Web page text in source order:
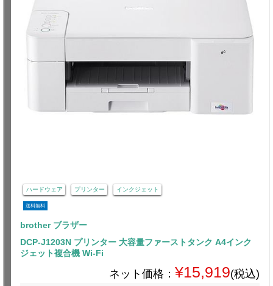
ハードウェア プリンター インクジェット
送料無料
brother ブラザー
DCP-J1203N プリンター 大容量ファーストタンク A4インク
ジェット複合機 Wi-Fi
ネット価格： ¥15,919(税込)